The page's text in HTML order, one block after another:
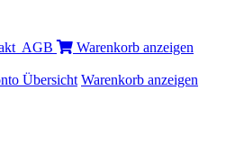
AGB
Warenkorb anzeigen
Übersicht Warenkorb anzeigen